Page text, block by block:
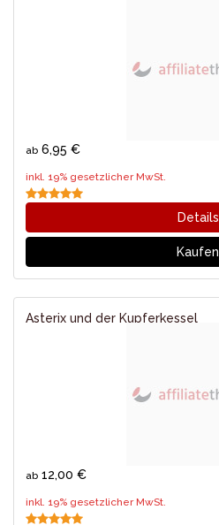
ab 6,95 €
inkl. 19% gesetzlicher MwSt.
Details
Kaufen
Asterix und der Kupferkessel
ab 12,00 €
inkl. 19% gesetzlicher MwSt.